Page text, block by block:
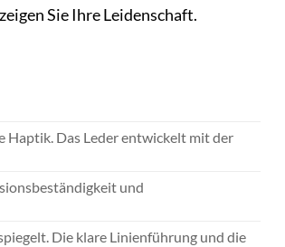
Sie Ihre Leidenschaft.
Haptik. Das Leder entwickelt mit der
und
Die klare Linienführung und die